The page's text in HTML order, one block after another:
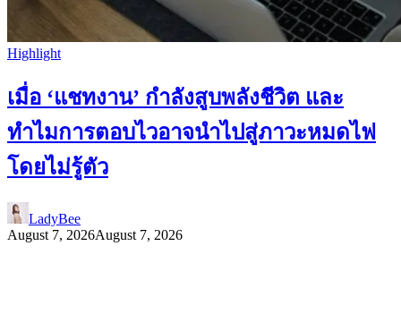
Highlight
เมื่อ ‘แชทงาน’ กำลังสูบพลังชีวิต และ
ทำไมการตอบไวอาจนำไปสู่ภาวะหมดไฟ
โดยไม่รู้ตัว
LadyBee
August 7, 2026August 7, 2026